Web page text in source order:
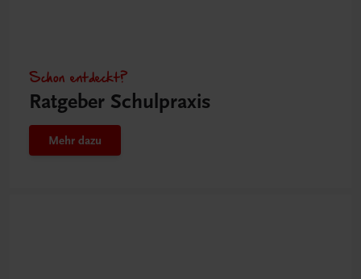
Schon entdeckt?
Ratgeber Schulpraxis
Mehr dazu